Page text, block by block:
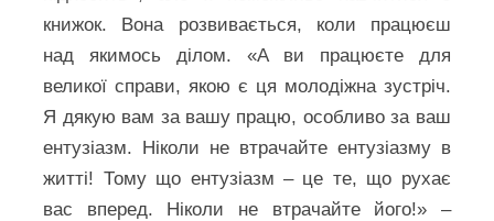
книжок. Вона розвивається, коли працюєш
над якимось ділом. «А ви працюєте для
великої справи, якою є ця молодіжна зустріч.
Я дякую вам за вашу працю, особливо за ваш
ентузіазм. Ніколи не втрачайте ентузіазму в
житті! Тому що ентузіазм – це те, що рухає
вас вперед. Ніколи не втрачайте його!» –